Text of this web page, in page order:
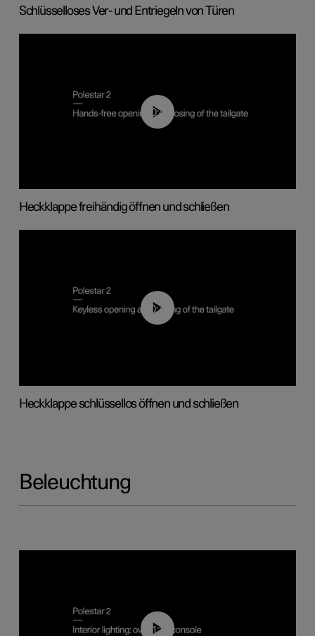
Schlüsselloses Ver- und Entriegeln von Türen
00:42
Heckklappe freihändig öffnen und schließen
00:40
Heckklappe schlüssellos öffnen und schließen
Beleuchtung
01:17